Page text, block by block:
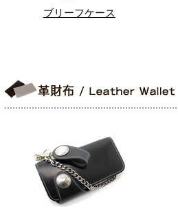
ブリーフケース